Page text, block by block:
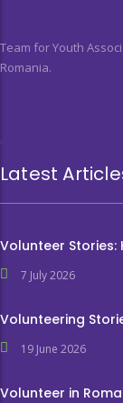
Team for Youth
Romania.
Latest
Volunteer
7 July 2026
Volunteering
19 June 2026
Volunteer in